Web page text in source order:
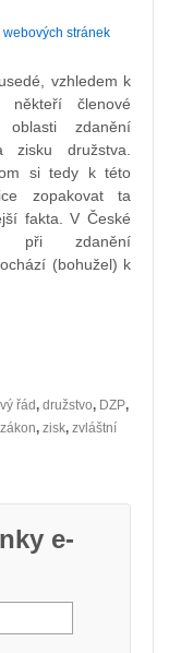
webových stránek
vzhledem k
někteří členové
zdanění
zisku družstva.
si tedy k této
zopakovat ta
fakta. V České
při zdanění
(bohužel) k
řád, družstvo, DZP,
zákon, zisk, zvláštní
e-